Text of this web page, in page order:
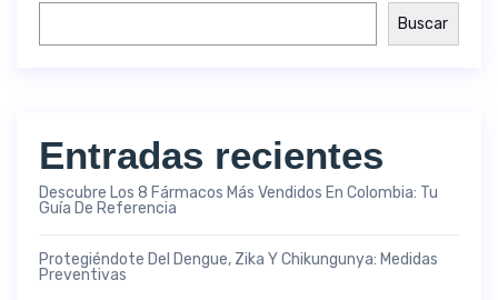
Buscar
Entradas recientes
Descubre Los 8 Fármacos Más Vendidos En Colombia: Tu
Guía De Referencia
Protegiéndote Del Dengue, Zika Y Chikungunya: Medidas
Preventivas